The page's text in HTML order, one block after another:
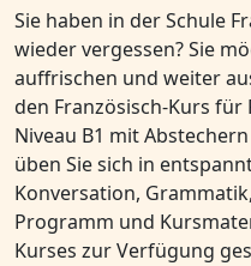
Sie haben in der Schule
wieder vergessen? Sie
auffrischen und weiter
den Französisch-Kurs
Niveau B1 mit
üben Sie sich in
Konversation,
Programm und
Kurses zur Verfügung